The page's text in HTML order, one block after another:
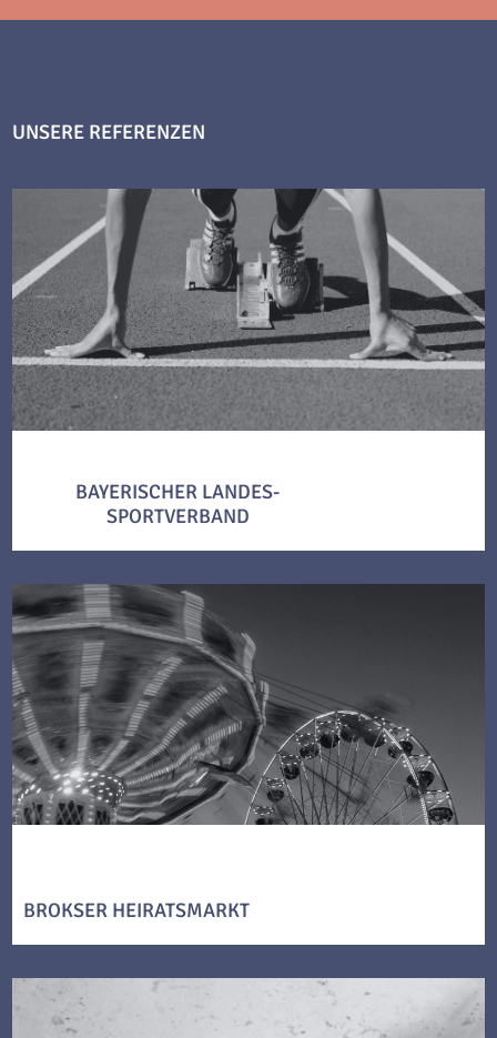
UNSERE REFERENZEN
BAYERISCHER LANDES-
SPORTVERBAND
BROKSER HEIRATSMARKT